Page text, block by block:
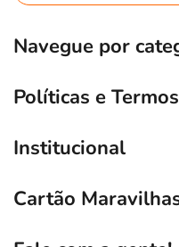
Navegue por
Políticas e Termos
Institucional
Cartão